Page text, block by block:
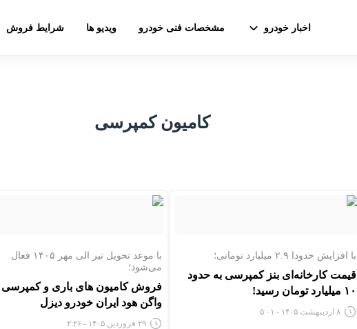
اخبار خودرو مشخصات فنی خودرو ویدیو ها شرایط فروش
کامیون کمپرسی
با افزایش حدودا ۲.۹ میلیارد تومانی؛
قیمت کارخانه‌ای بنز کمپرسی به حدود
۱۰ میلیارد تومان رسید!
۸ اردیبهشت ۱۴۰۵ - ۵:۰۱
با موعد تحویل تیر الی مهر ۱۴۰۵ فعال
می‌شود؛
فروش کامیون های باری و کمپرسی
واگن هود ایران خودرو دیزل
۲۹ فروردین ۱۴۰۵ - ۲:۲۶